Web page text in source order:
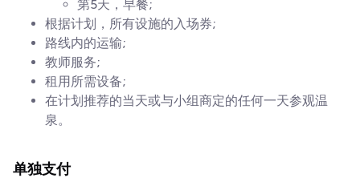
第5天，早餐;
根据计划，所有设施的入场券;
路线内的运输;
教师服务;
租用所需设备;
在计划推荐的当天或与小组商定的任何一天参观温
泉。
单独支付